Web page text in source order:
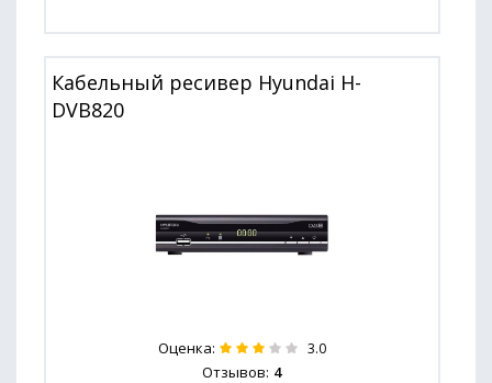
Кабельный ресивер Hyundai H-
DVB820
Оценка: 3.0
Отзывов: 4